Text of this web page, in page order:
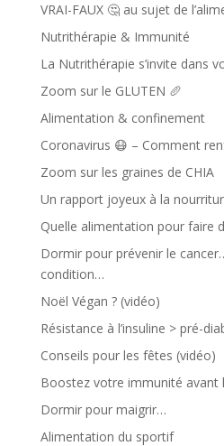
VRAI-FAUX 🤔 au sujet de
Nutrithérapie & Immunité
La Nutrithérapie s’invite dans
Zoom sur le GLUTEN 🥖
Alimentation & confinement
Coronavirus 😷 – Comment
Zoom sur les graines de CHIA
Un rapport joyeux à la
Quelle alimentation pour faire
Dormir pour prévenir le
condition…
Noël Végan ? (vidéo)
Résistance à l’insuline > pré-
Conseils pour les fêtes (vidéo)
Boostez votre immunité avant
Dormir pour maigrir…
Alimentation du sportif